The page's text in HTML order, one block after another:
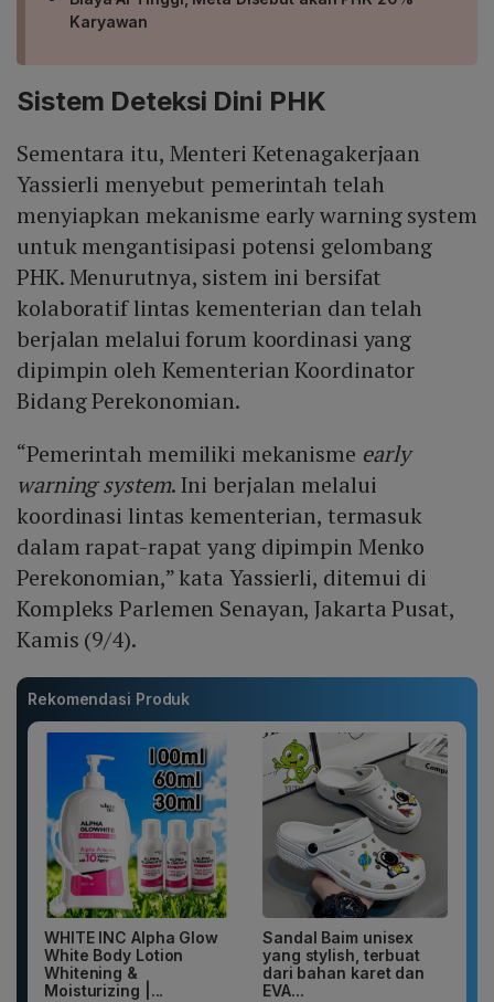
Karyawan
Sistem Deteksi Dini PHK
Sementara itu, Menteri Ketenagakerjaan
Yassierli menyebut pemerintah telah
menyiapkan mekanisme early warning system
untuk mengantisipasi potensi gelombang
PHK. Menurutnya, sistem ini bersifat
kolaboratif lintas kementerian dan telah
berjalan melalui forum koordinasi yang
dipimpin oleh Kementerian Koordinator
Bidang Perekonomian.
“Pemerintah memiliki mekanisme early
warning system. Ini berjalan melalui
koordinasi lintas kementerian, termasuk
dalam rapat-rapat yang dipimpin Menko
Perekonomian,” kata Yassierli, ditemui di
Kompleks Parlemen Senayan, Jakarta Pusat,
Kamis (9/4).
Rekomendasi Produk
WHITE INC Alpha Glow
White Body Lotion
Whitening &
Moisturizing |...
Sandal Baim unisex
yang stylish, terbuat
dari bahan karet dan
EVA...